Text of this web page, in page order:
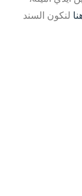
لنكون السند